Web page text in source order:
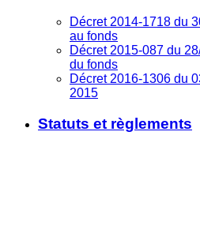
Décret 2014-1718 du
au fonds
Décret 2015-087 du
du fonds
Décret 2016-1306 du
2015
Statuts et règlements